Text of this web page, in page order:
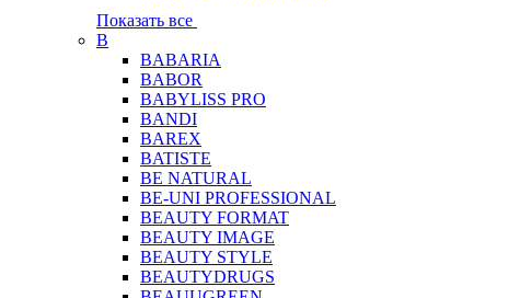
Показать все
B
BABARIA
BABOR
BABYLISS PRO
BANDI
BAREX
BATISTE
BE NATURAL
BE-UNI PROFESSIONAL
BEAUTY FORMAT
BEAUTY IMAGE
BEAUTY STYLE
BEAUTYDRUGS